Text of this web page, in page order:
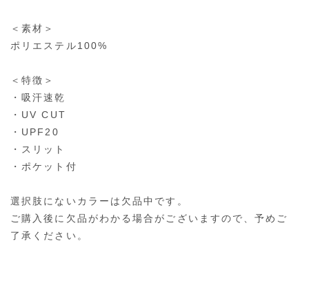
＜素材＞
ポリエステル100%
＜特徴＞
・吸汗速乾
・UV CUT
・UPF20
・スリット
・ポケット付
選択肢にないカラーは欠品中です。
ご購入後に欠品がわかる場合がございますので、予めご
了承ください。